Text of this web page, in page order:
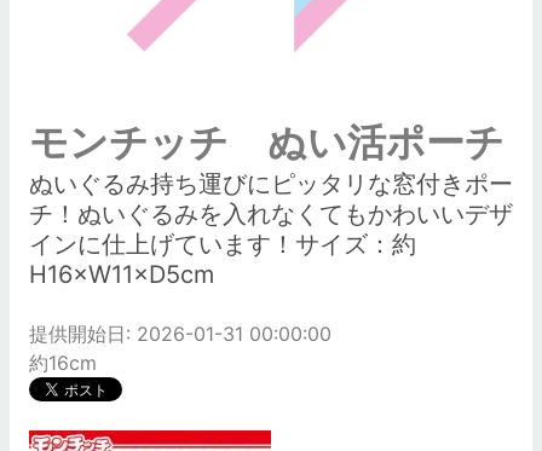
モンチッチ ぬい活ポーチ
ぬいぐるみ持ち運びにピッタリな窓付きポー
チ！ぬいぐるみを入れなくてもかわいいデザ
インに仕上げています！サイズ：約
H16×W11×D5cm
提供開始日: 2026-01-31 00:00:00
約16cm